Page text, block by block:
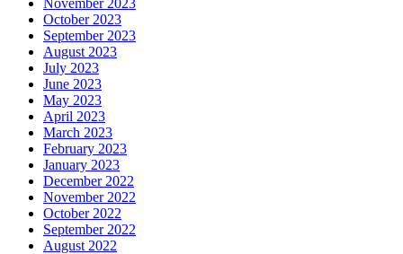
October 2023
September 2023
August 2023
July 2023
June 2023
May 2023
April 2023
March 2023
February 2023
January 2023
December 2022
November 2022
October 2022
September 2022
August 2022